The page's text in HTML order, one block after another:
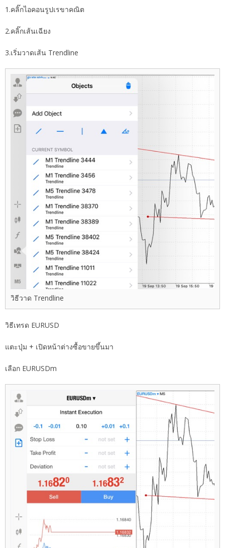
1.คลิ๊กไอคอนรูปเรขาคณิต
2.คลิ๊กเส้นเฉียง
3.เริ่มวาดเส้น Trendline
วิธีวาด Trendline
วิธีเทรด EURUSD
แตะปุ่ม + เปิดหน้าต่างซื้อขายขึ้นมา
เลือก EURUSDm